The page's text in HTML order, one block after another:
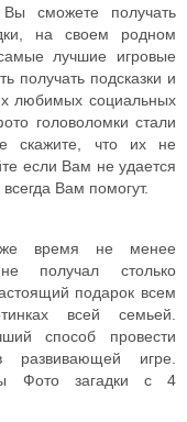
сможете получать
на своем родном
лучшие игровые
получать подсказки и
любимых социальных
головоломки стали
скажите, что их не
если Вам не удается
всегда Вам помогут.
время не менее
получал столько
подарок всем
всей семьей.
способ провести
игре.
Фото загадки с 4